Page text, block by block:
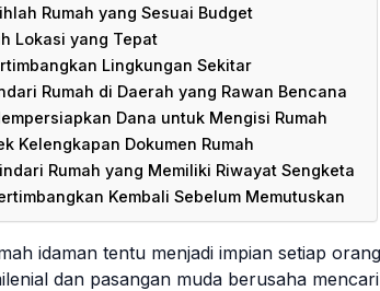
Rumah yang Sesuai Budget
Lokasi yang Tepat
Lingkungan Sekitar
Rumah di Daerah yang Rawan Bencana
Dana untuk Mengisi Rumah
Kelengkapan Dokumen Rumah
Rumah yang Memiliki Riwayat Sengketa
Kembali Sebelum Memutuskan
idaman tentu menjadi impian setiap
dan pasangan muda berusaha